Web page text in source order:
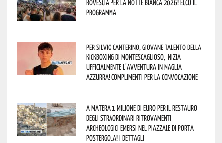
rovescia per la Notte Bianca 2026! Ecco il
programma
Per Silvio Canterino, giovane talento della
kickboxing di Montescaglioso, inizia
ufficialmente l’avventura in maglia
azzurra! Complimenti per la convocazione
A Matera 1 milione di euro per il restauro
degli straordinari ritrovamenti
archeologici emersi nel piazzale di Porta
Postergola! I dettagli